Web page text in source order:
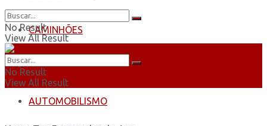
CAMINHÕES
ÔNIBUS
AUTOMOBILISMO
No Result
View All Result
No Result
View All Result